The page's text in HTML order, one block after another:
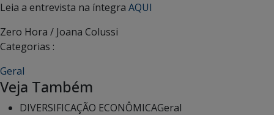
Leia a entrevista na íntegra AQUI
Zero Hora / Joana Colussi
Categorias :
Geral
Veja Também
DIVERSIFICAÇÃO ECONÔMICAGeral